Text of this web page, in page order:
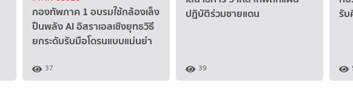
กองทัพภาค 1 อบรมใช้กล้องเล็ง
ปืนพลัง AI อิสราเอลเชิงยุทธวิธี
ยกระดับรับมือโดรนแบบแม่นยำ
37
ปฏิบัติร่วมชายแดน
39
รั